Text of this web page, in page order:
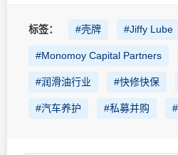
标签： #壳牌 #Jiffy Lube
#Monomoy Capital Partners
#润滑油行业 #快修快保
#汽车养护 #私募并购